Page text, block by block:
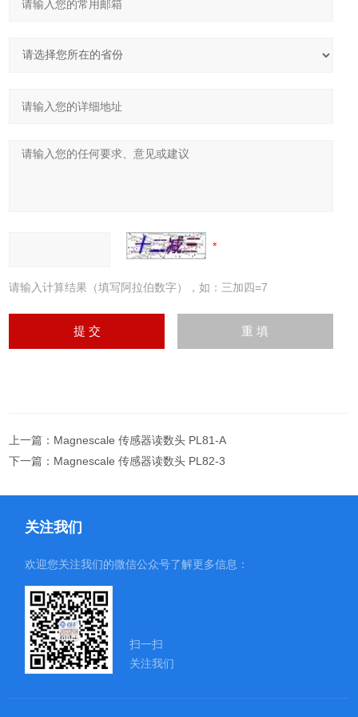
请输入计算结果（填写阿拉伯数字），如：三加四=7
上一篇： Magnescale 传感器读数头 PL81-A
下一篇： Magnescale 传感器读数头 PL82-3
关注我们
欢迎您关注我们的微信公众号了解更多信息：
扫一扫
关注我们